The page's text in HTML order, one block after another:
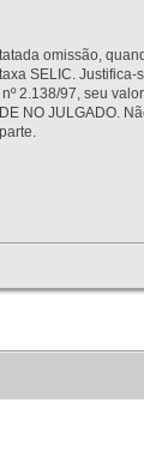
omissão,
SELIC.
2.138/97, seu
NO JULGADO.